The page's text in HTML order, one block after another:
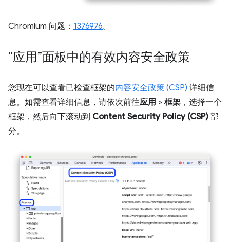
Chromium 问题： 1376976。
“应用”面板中的有效内容安全政策
您现在可以查看已检查框架的内容安全政策 (CSP) 详细信
息。如需查看详细信息，请依次前往应用 > 框架 ，选择一个
框架，然后向下滚动到 Content Security Policy (CSP) 部
分。